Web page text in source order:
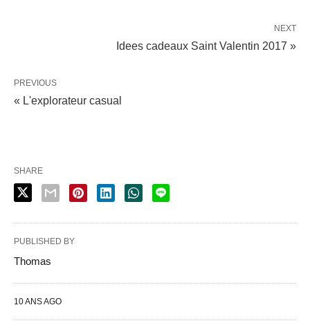
NEXT
Idees cadeaux Saint Valentin 2017 »
PREVIOUS
« L'explorateur casual
SHARE
PUBLISHED BY
Thomas
10 ANS AGO